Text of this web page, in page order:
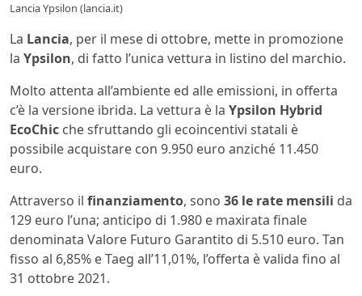
Lancia Ypsilon (lancia.it)
La Lancia, per il mese di ottobre, mette in promozione
la Ypsilon, di fatto l’unica vettura in listino del marchio.
Molto attenta all’ambiente ed alle emissioni, in offerta
c’è la versione ibrida. La vettura è la Ypsilon Hybrid
EcoChic che sfruttando gli ecoincentivi statali è
possibile acquistare con 9.950 euro anziché 11.450
euro.
Attraverso il finanziamento, sono 36 le rate mensili da
129 euro l’una; anticipo di 1.980 e maxirata finale
denominata Valore Futuro Garantito di 5.510 euro. Tan
fisso al 6,85% e Taeg all’11,01%, l’offerta è valida fino al
31 ottobre 2021.